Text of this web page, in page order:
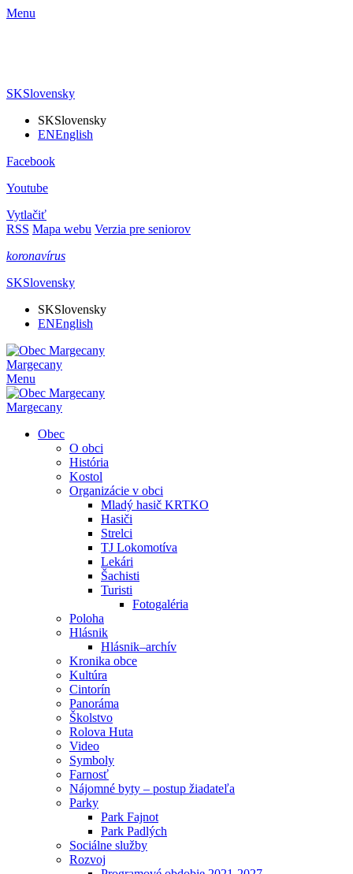
Menu
SKSlovensky
SKSlovensky
ENEnglish
Facebook
Youtube
Vytlačiť
RSS Mapa webu Verzia pre seniorov
koronavírus
SKSlovensky
SKSlovensky
ENEnglish
Margecany
Menu
Margecany
Obec
O obci
História
Kostol
Organizácie v obci
Mladý hasič KRTKO
Hasiči
Strelci
TJ Lokomotíva
Lekári
Šachisti
Turisti
Fotogaléria
Poloha
Hlásnik
Hlásnik–archív
Kronika obce
Kultúra
Cintorín
Panoráma
Školstvo
Rolova Huta
Video
Symboly
Farnosť
Nájomné byty – postup žiadateľa
Parky
Park Fajnot
Park Padlých
Sociálne služby
Rozvoj